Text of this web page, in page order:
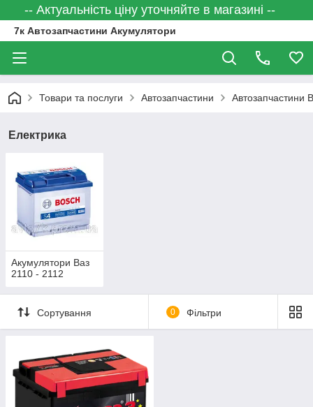
-- Актуальність ціну уточняйте в магазині --
7к Автозапчастини Акумулятори
Товари та послуги Автозапчастини Автозапчастини
Електрика
Акумулятори Ваз
2110 - 2112
Сортування 0 Фільтри